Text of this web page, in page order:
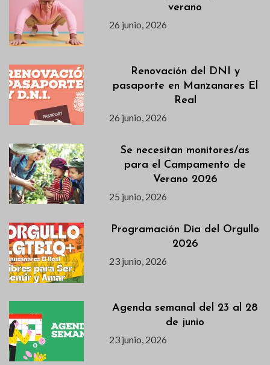
verano
26 junio, 2026
Renovación del DNI y
pasaporte en Manzanares El
Real
26 junio, 2026
Se necesitan monitores/as
para el Campamento de
Verano 2026
25 junio, 2026
Programación Día del Orgullo
2026
23 junio, 2026
Agenda semanal del 23 al 28
de junio
23 junio, 2026